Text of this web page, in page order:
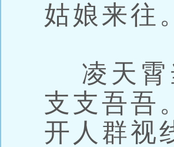
姑娘来往
凌天霄
支支吾吾
开人群视